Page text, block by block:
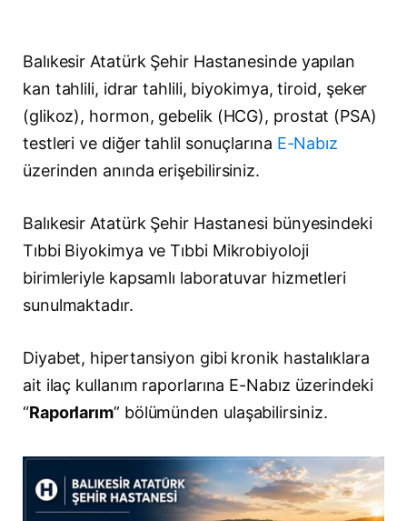
Balıkesir Atatürk Şehir Hastanesinde yapılan
kan tahlili, idrar tahlili, biyokimya, tiroid, şeker
(glikoz), hormon, gebelik (HCG), prostat (PSA)
testleri ve diğer tahlil sonuçlarına E-Nabız
üzerinden anında erişebilirsiniz.
Balıkesir Atatürk Şehir Hastanesi bünyesindeki
Tıbbi Biyokimya ve Tıbbi Mikrobiyoloji
birimleriyle kapsamlı laboratuvar hizmetleri
sunulmaktadır.
Diyabet, hipertansiyon gibi kronik hastalıklara
ait ilaç kullanım raporlarına E-Nabız üzerindeki
“Raporlarım” bölümünden ulaşabilirsiniz.